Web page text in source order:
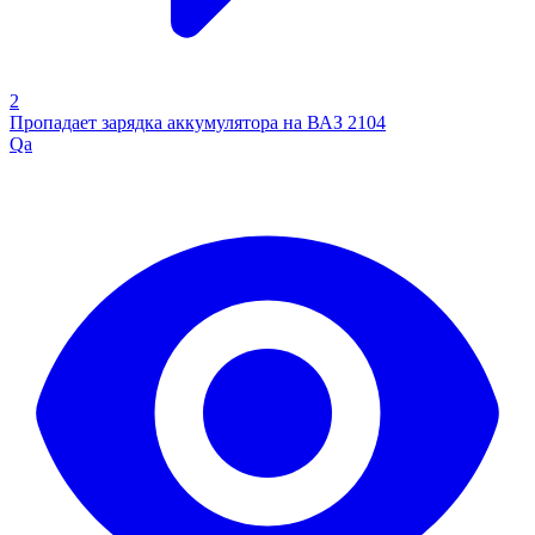
2
Пропадает зарядка аккумулятора на ВАЗ 2104
Qa